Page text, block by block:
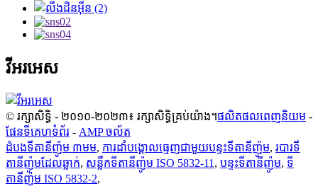
វីអរអេស
© រក្សាសិទ្ធិ - ២០១០-២០២៣៖ រក្សាសិទ្ធិគ្រប់យ៉ាង។ផលិតផលពេញនិយម -
ផែនទីគេហទំព័រ - AMP ចល័ត
ដំបងទីតានីញ៉ូម ៣មម, ការដាំបង្គោលធ្មេញជាមួយបន្ទះទីតានីញ៉ូម, របារទី
តានីញ៉ូមដែលឆ្លាក់, សន្លឹកទីតានីញ៉ូម ISO 5832-11 , បន្ទះទីតានីញ៉ូម, ទី
តានីញ៉ូម ISO 5832-2,